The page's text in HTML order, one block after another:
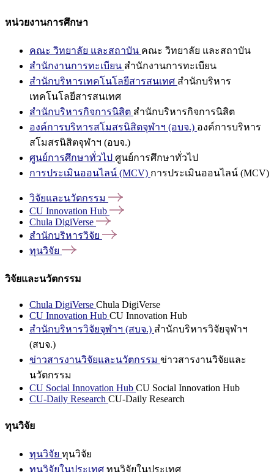
หน่วยงานการศึกษา
คณะ วิทยาลัย และสถาบัน คณะ วิทยาลัย และสถาบัน
สำนักงานการทะเบียน สำนักงานการทะเบียน
สำนักบริหารเทคโนโลยีสารสนเทศ สำนักบริหาร
เทคโนโลยีสารสนเทศ
สำนักบริหารกิจการนิสิต สำนักบริหารกิจการนิสิต
องค์การบริหารสโมสรนิสิตจุฬาฯ (อบจ.) องค์การบริหาร
สโมสรนิสิตจุฬาฯ (อบจ.)
ศูนย์การศึกษาทั่วไป ศูนย์การศึกษาทั่วไป
การประเมินออนไลน์ (MCV) การประเมินออนไลน์ (MCV)
วิจัยและนวัตกรรม
CU Innovation Hub
Chula DigiVerse
สำนักบริหารวิจัย
ทุนวิจัย
วิจัยและนวัตกรรม
Chula DigiVerse Chula DigiVerse
CU Innovation Hub CU Innovation Hub
สำนักบริหารวิจัยจุฬาฯ (สบจ.) สำนักบริหารวิจัยจุฬาฯ
(สบจ.)
ข่าวสารงานวิจัยและนวัตกรรม ข่าวสารงานวิจัยและ
นวัตกรรม
CU Social Innovation Hub CU Social Innovation Hub
CU-Daily Research CU-Daily Research
ทุนวิจัย
ทุนวิจัย ทุนวิจัย
ทุนวิจัยในประเทศ ทุนวิจัยในประเทศ